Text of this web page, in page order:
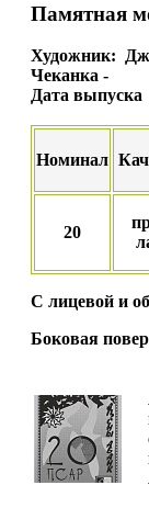
Памятная
Художник:
Чеканка -
Дата выпуска
Номинал
20
С лицевой и
Боковая